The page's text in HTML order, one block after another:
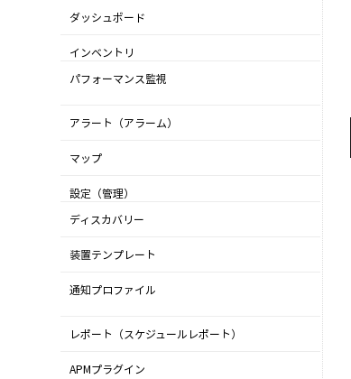
ダッシュボード
インベントリ
パフォーマンス監視
アラート（アラーム）
マップ
設定（管理）
ディスカバリー
装置テンプレート
通知プロファイル
レポート（スケジュールレポート）
APMプラグイン